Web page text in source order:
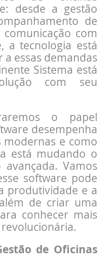
desde a gestão
de
com
a tecnologia está
essas demandas
Sistema está
com seu
o papel
desempenha
modernas e como
está mudando o
Vamos
software pode
produtividade e a
de criar uma
conhecer mais
de Oficinas